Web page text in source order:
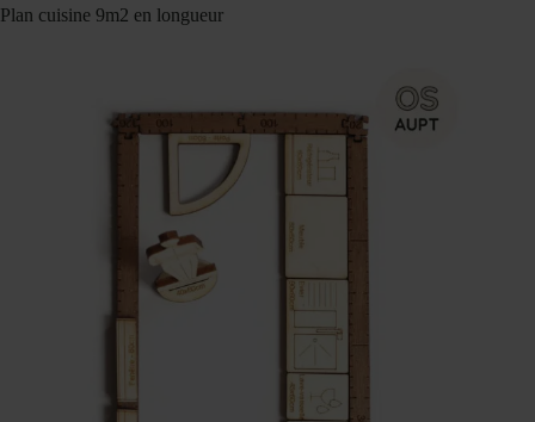
Plan cuisine 9m2 en longueur